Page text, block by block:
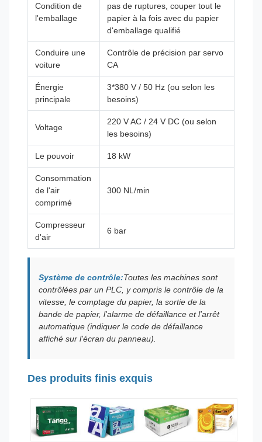
Condition de
l'emballage
pas de ruptures, couper tout le
papier à la fois avec du papier
d'emballage qualifié
Conduire une
voiture
Contrôle de précision par servo
CA
Énergie
principale
3*380 V / 50 Hz (ou selon les
besoins)
Voltage
220 V AC / 24 V DC (ou selon
les besoins)
Le pouvoir 18 kW
Consommation
de l'air
comprimé
300 NL/min
Compresseur
d'air
6 bar
Système de contrôle:Toutes les machines sont
contrôlées par un PLC, y compris le contrôle de la
vitesse, le comptage du papier, la sortie de la
bande de papier, l'alarme de défaillance et l'arrêt
automatique (indiquer le code de défaillance
affiché sur l'écran du panneau).
Des produits finis exquis